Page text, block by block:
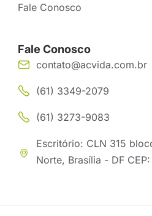
Fale Conosco
Fale Conosco
contato@acvida.com.br
(61) 3349-2079
(61) 3273-9083
Escritório: CLN 315
Norte, Brasília - DF